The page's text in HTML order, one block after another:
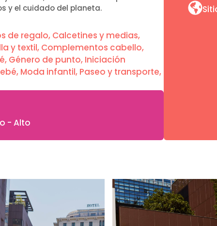
y el cuidado del planeta.
de regalo, Calcetines y medias,
y textil, Complementos cabello,
, Género de punto, Iniciación
, Moda infantil, Paseo y transporte,
- Alto